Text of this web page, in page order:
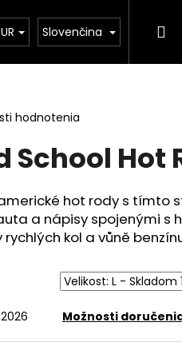
podmienky
Slovenčina
hodnotenia
School Hot
hot rody s tímto
a nápisy spojenými s
kol a vůně
2026 Možnosti
KALENDÁŘ FORMULE 1 –